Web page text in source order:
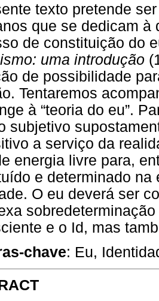
texto pretende
que se dedicam à
de constituição do
uma introdução
de possibilidade
Tentaremos
à “teoria do eu”.
subjetivo
a serviço da
energia livre para,
e determinado
O eu deverá ser
e o Id, mas
chave: Eu,